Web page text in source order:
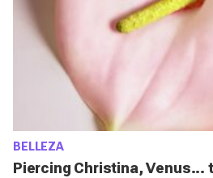
BELLEZA
Piercing Christina, Venus...